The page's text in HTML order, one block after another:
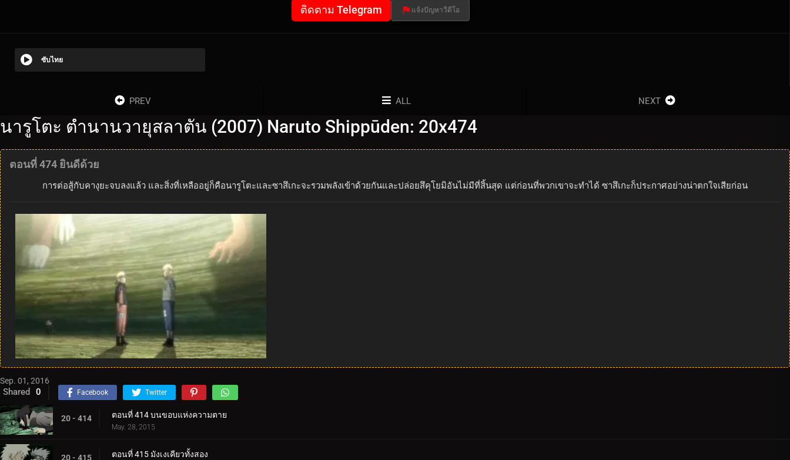
ติดตาม Telegram แจ้งปัญหาวีดีโอ
ซับไทย
PREV ALL NEXT
นารูโตะ ตำนานวายุสลาตัน (2007) Naruto Shippūden: 20x474
ตอนที่ 474 ยินดีด้วย
การต่อสู้กับคางุยะจบลงแล้ว และสิ่งที่เหลืออยู่ก็คือนารูโตะและซาสึเกะจะรวมพลังเข้าด้วยกันและปล่อยสึคุโยมิอันไม่มีที่สิ้นสุด แต่ก่อนที่พวกเขาจะทำได้ ซาสึเกะก็ประกาศอย่างน่าตกใจเสียก่อน
Sep. 01, 2016
Shared 0 Facebook Twitter
20 - 414 ตอนที่ 414 บนขอบแห่งความตาย
May. 28, 2015
20 - 415 ตอนที่ 415 มังเงเคียวทั้งสอง